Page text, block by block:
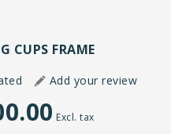
CUPS FRAME
Add your review
Excl. tax